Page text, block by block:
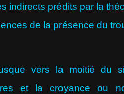
indirects prédits par la
de la présence du
vers la moitié du
et la croyance ou